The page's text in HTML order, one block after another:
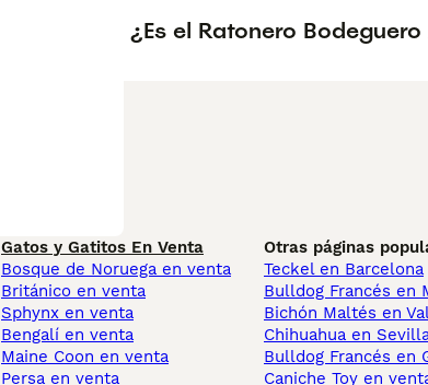
¿Es el Ratonero
Gatos y Gatitos En Venta
Bosque de Noruega en venta
Británico en venta
Sphynx en venta
Bengalí en venta
Maine Coon en venta
Persa en venta
Otras páginas
Teckel en Barcelona
Bulldog Francés en
Bichón Maltés en
Chihuahua en
Bulldog Francés en
Caniche Toy en